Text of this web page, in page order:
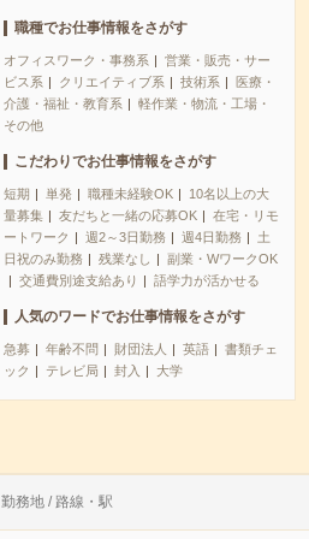
職種でお仕事情報をさがす
オフィスワーク・事務系
営業・販売・サー
ビス系
クリエイティブ系 技術系
医療・
介護・福祉・教育系
軽作業・物流・工場・
その他
こだわりでお仕事情報をさがす
短期 単発 職種未経験OK
10名以上の大
量募集
友だちと一緒の応募OK
在宅・リモ
ートワーク
週2～3日勤務 週4日勤務
土
日祝のみ勤務
残業なし
副業・WワークOK
交通費別途支給あり
語学力が活かせる
人気のワードでお仕事情報をさがす
急募 年齢不問 財団法人 英語
書類チェ
ック
テレビ局 封入 大学
勤務地 / 路線・駅